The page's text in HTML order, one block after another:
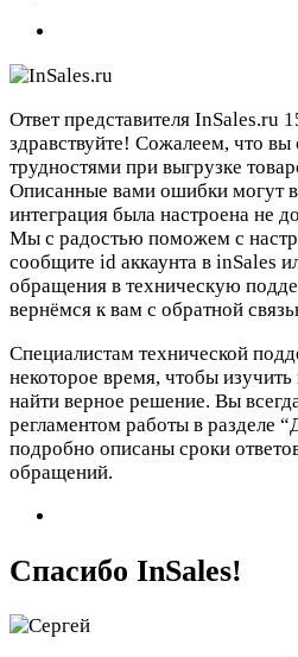
Ответ представителя InSales.ru
здравствуйте! Сожалеем, что вы
трудностями при выгрузке
Описанные вами ошибки могут
интеграция была настроена не
Мы с радостью поможем с
сообщите id аккаунта в inSales
обращения в техническую
вернёмся к вам с обратной
Специалистам технической
некоторое время, чтобы
найти верное решение. Вы
регламентом работы в разделе
подробно описаны сроки
обращений.
Спасибо InSales!